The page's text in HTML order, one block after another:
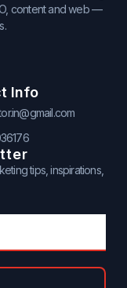
content and web —
Info
tips, inspirations,